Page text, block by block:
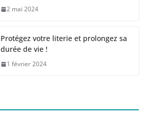
2 mai 2024
Protégez votre literie et prolongez sa
durée de vie !
1 février 2024